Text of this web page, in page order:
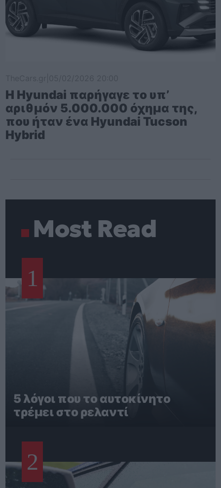
Η Hyundai παρήγαγε το υπ’
αριθμόν 5.000.000 όχημα της,
που ήταν ένα Hyundai Tucson
Hybrid
Most Read
1
5 λόγοι που το αυτοκίνητο
τρέμει στο ρελαντί
2